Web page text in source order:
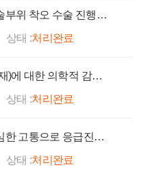
성형외과 표피낭종제거 수술부위 착오 수술 진행에 따른 배상 관련 문의
상태 :처리완료
사망진단서 내용(난소암 기재)에 대한 의학적 감정 요청 상담
상태 :처리완료
경막외신경차단술 이후 극심한 고통으로 응급진료 및 입원하여 분쟁하고자 합니다.
상태 :처리완료